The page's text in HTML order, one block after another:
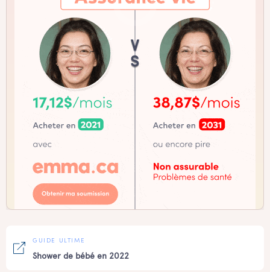
GUIDE ULTIME
Shower de bébé en 2022